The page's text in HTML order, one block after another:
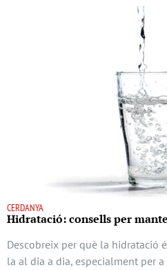
CERDANYA
Hidratació: consells per
Descobreix per què la hidratació
la al dia a dia, especialment per